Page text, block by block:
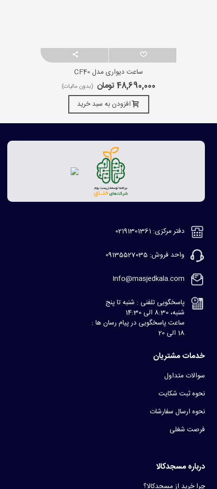
ساعت دیواری مدل CF40
48,690,000 تومان (بدون مالیات)
افزودن به سبد خرید
دفتر مرکزی: 02191301361
واحد فروش: 09135527035
Info@masjedkala.com
پاسخگویی تلفنی : شنبه تا پنج
شنبه، 8:30 الی 14:30
ساعت پاسخگویی در پیام رسان ها :
18 الی 20
خدمات مشتریان
سوالات متداول
نحوه ثبت شکایت
نحوه ارسال سفارشات
فرصت شغلی
درباره مسجدکالا
چرا خرید از مسجدکالا؟